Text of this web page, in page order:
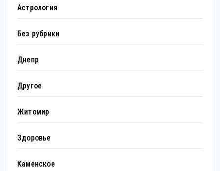
Астрология
Без рубрики
Днепр
Другое
Житомир
Здоровье
Каменское